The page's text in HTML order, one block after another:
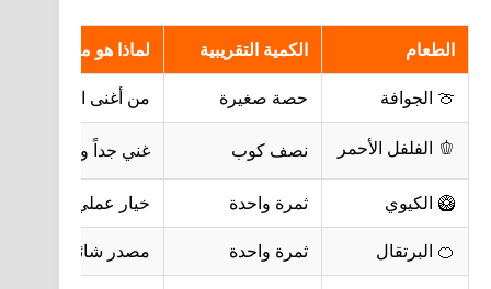
الطعام الكمية التقريبية لماذا هو مفيد؟
🍈 الجوافة حصة صغيرة من أغنى المصادر
🫑 الفلفل الأحمر نصف كوب غني جداً وسهل
🥝 الكيوي ثمرة واحدة خيار عملي يومي
🍊 البرتقال ثمرة واحدة مصدر شائع وسهل